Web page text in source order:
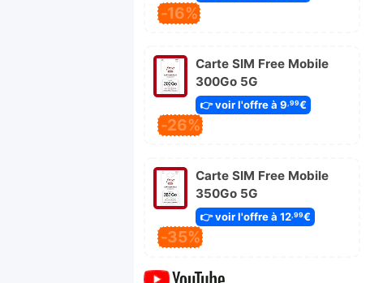
-16%
Carte SIM Free Mobile
300Go 5G
👉 voir l'offre à 9 ,99€
-26%
Carte SIM Free Mobile
350Go 5G
👉 voir l'offre à 12,99€
-35%